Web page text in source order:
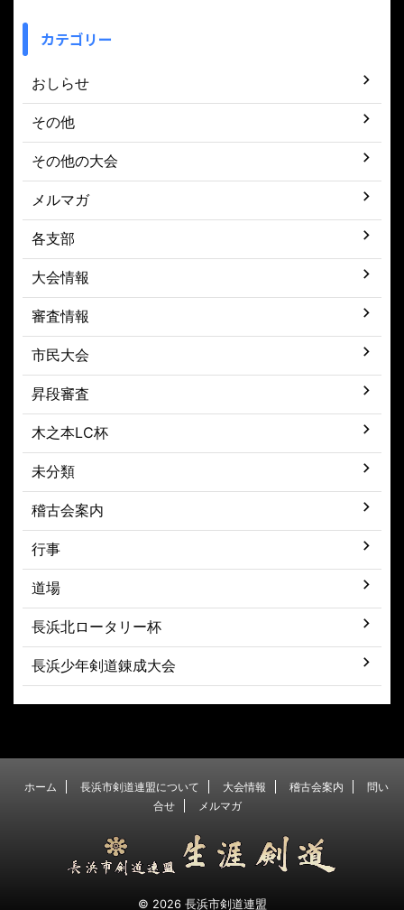
カテゴリー
おしらせ
その他
その他の大会
メルマガ
各支部
大会情報
審査情報
市民大会
昇段審査
木之本LC杯
未分類
稽古会案内
行事
道場
長浜北ロータリー杯
長浜少年剣道錬成大会
ホーム 長浜市剣道連盟について 大会情報 稽古会案内
問い
合せ
メルマガ
© 2026 長浜市剣道連盟